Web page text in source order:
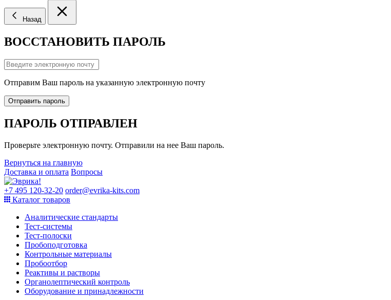
Назад
ВОССТАНОВИТЬ ПАРОЛЬ
Отправим Ваш пароль на указанную электронную почту
Отправить пароль
ПАРОЛЬ ОТПРАВЛЕН
Проверьте электронную почту. Отправили на нее Ваш пароль.
Вернуться на главную
Доставка и оплата Вопросы
+7 495 120-32-20 order@evrika-kits.com
Каталог товаров
Аналитические стандарты
Тест-системы
Тест-полоски
Пробоподготовка
Контрольные материалы
Пробоотбор
Реактивы и растворы
Органолептический контроль
Оборудование и принадлежности